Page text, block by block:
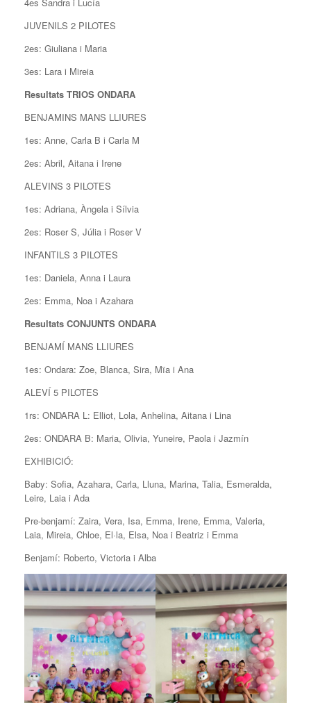
JUVENILS 2 PILOTES
2es: Giuliana i Maria
3es: Lara i Mireia
Resultats TRIOS ONDARA
BENJAMINS MANS LLIURES
1es: Anne, Carla B i Carla M
2es: Abril, Aitana i Irene
ALEVINS 3 PILOTES
1es: Adriana, Àngela i Sílvia
2es: Roser S, Júlia i Roser V
INFANTILS 3 PILOTES
1es: Daniela, Anna i Laura
2es: Emma, Noa i Azahara
Resultats CONJUNTS ONDARA
BENJAMÍ MANS LLIURES
1es: Ondara: Zoe, Blanca, Sira, Mïa i Ana
ALEVÍ 5 PILOTES
1rs: ONDARA L: Elliot, Lola, Anhelina, Aitana i Lina
2es: ONDARA B: Maria, Olivia, Yuneire, Paola i Jazmín
EXHIBICIÓ:
Baby: Sofia, Azahara, Carla, Lluna, Marina, Talia, Esmeralda,
Leire, Laia i Ada
Pre-benjamí: Zaira, Vera, Isa, Emma, Irene, Emma, Valeria,
Laia, Mireia, Chloe, El·la, Elsa, Noa i Beatriz i Emma
Benjamí: Roberto, Victoria i Alba